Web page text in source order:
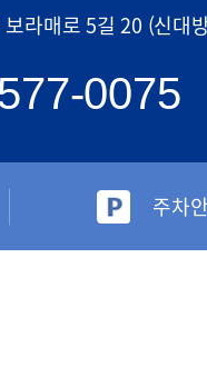
라매로 5길 20 (신대
0075
주차